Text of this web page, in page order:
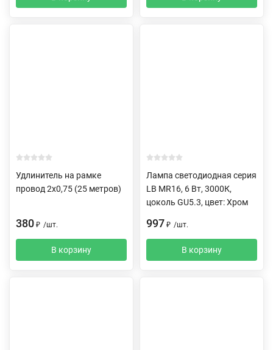
Удлинитель на рамке
провод 2х0,75 (25 метров)
380 ₽ /шт.
В корзину
Лампа светодиодная серия
LB MR16, 6 Вт, 3000К,
цоколь GU5.3, цвет: Хром
997 ₽ /шт.
В корзину